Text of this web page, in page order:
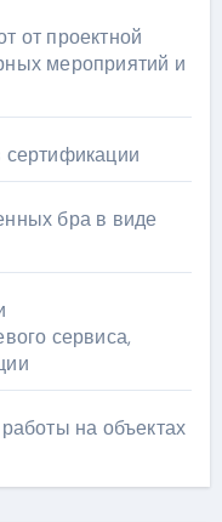
от проектной
мероприятий и
бра в виде
сервиса,
на объектах